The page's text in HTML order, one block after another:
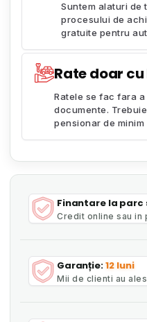
Suntem alaturi de
procesului de
gratuite pentru
Rate doar
Ratele se fac fara
documente.
pensionar de
Finantare la parc
Credit online sau in
Garanție:12 luni
Mii de clienti au